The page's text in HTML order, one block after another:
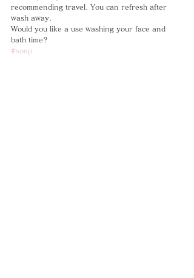
recommending travel. You can refresh after
wash away.
Would you like a use washing your face and
bath time?
#soap